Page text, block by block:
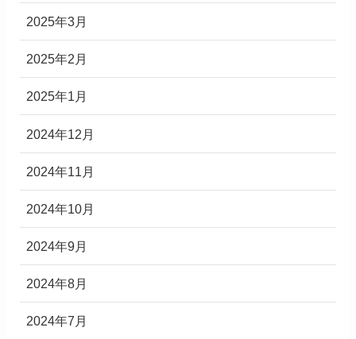
2025年3月
2025年2月
2025年1月
2024年12月
2024年11月
2024年10月
2024年9月
2024年8月
2024年7月